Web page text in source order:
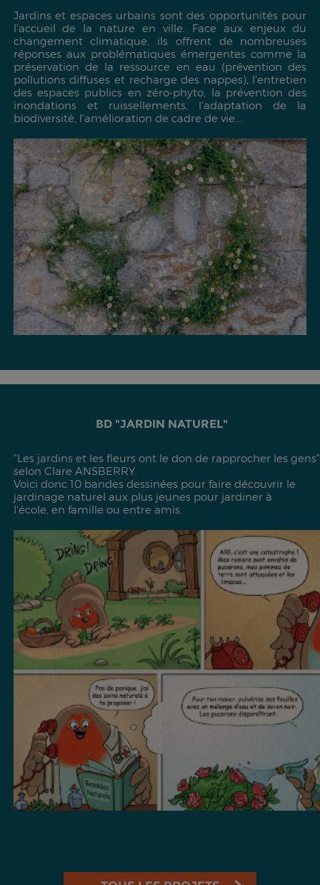
Jardins et espaces urbains sont des opportunités pour
l'accueil de la nature en ville. Face aux enjeux du
changement climatique, ils offrent de nombreuses
réponses aux problématiques émergentes comme la
préservation de la ressource en eau (prévention des
pollutions diffuses et recharge des nappes), l'entretien
des espaces publics en zéro-phyto, la prévention des
inondations et ruissellements, l'adaptation de la
biodiversité, l'amélioration de cadre de vie...
BD "JARDIN NATUREL"
"Les jardins et les fleurs ont le don de rapprocher les gens"
selon Clare ANSBERRY.
Voici donc 10 bandes dessinées pour faire découvrir le
jardinage naturel aux plus jeunes pour jardiner à
l'école, en famille ou entre amis.